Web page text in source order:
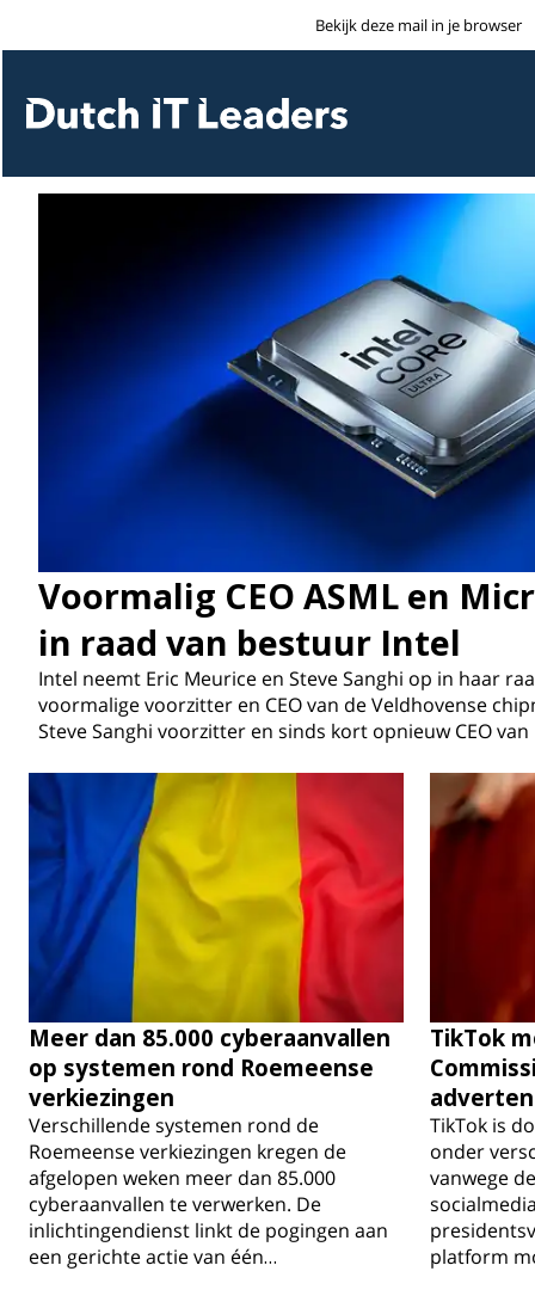
Bekijk deze mail in je browser
Voormalig CEO ASML en
in raad van bestuur Intel
Intel neemt Eric Meurice en Steve Sanghi op in haar
voormalige voorzitter en CEO van de Veldhovense
Steve Sanghi voorzitter en sinds kort opnieuw CEO
Meer dan 85.000 cyberaanvallen
op systemen rond Roemeense
verkiezingen
Verschillende systemen rond de
Roemeense verkiezingen kregen de
afgelopen weken meer dan 85.000
cyberaanvallen te verwerken. De
inlichtingendienst linkt de pogingen aan
een gerichte actie van één…
TikTok
TikTok is
onder
vanwege
platform